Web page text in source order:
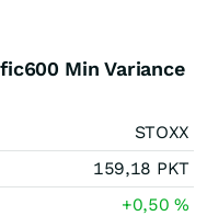
Min Variance
STOXX
159,18 PKT
+0,50%